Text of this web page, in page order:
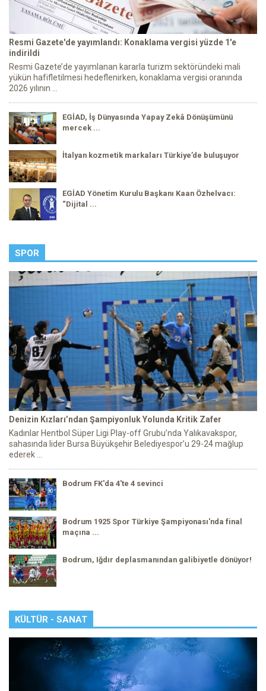
Resmi Gazete'de yayımlandı: Konaklama vergisi yüzde 1'e
indirildi
Resmi Gazete’de yayımlanan kararla turizm sektöründeki mali
yükün hafifletilmesi hedeflenirken, konaklama vergisi oranında
2026 yılının ...
EGİAD, İş Dünyasında Yapay Zekâ Dönüşümünü
mercek ...
İtalyan kozmetik markaları Türkiye’de buluşuyor
EGİAD Yönetim Kurulu Başkanı Kaan Özhelvacı:
“Dijital ...
SPOR
Denizin Kızları’ndan Şampiyonluk Yolunda Kritik Zafer
Kadınlar Hentbol Süper Ligi Play-off Grubu’nda Yalıkavakspor,
sahasında lider Bursa Büyükşehir Belediyespor’u 29-24 mağlup
ederek ...
Bodrum FK'da 4'te 4 sevinci
Bodrum 1925 Spor Türkiye Şampiyonası'nda final
maçına ...
Bodrum, Iğdır deplasmanından galibiyetle dönüyor!
KÜLTÜR - SANAT